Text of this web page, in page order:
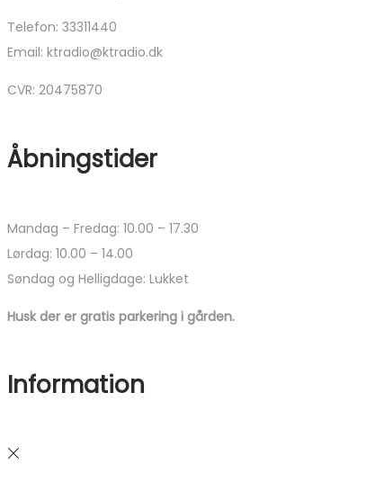
Telefon: 33311440
Email: ktradio@ktradio.dk
CVR: 20475870
Åbningstider
Mandag – Fredag: 10.00 – 17.30
Lørdag: 10.00 – 14.00
Søndag og Helligdage: Lukket
Husk der er gratis parkering i gården.
Information